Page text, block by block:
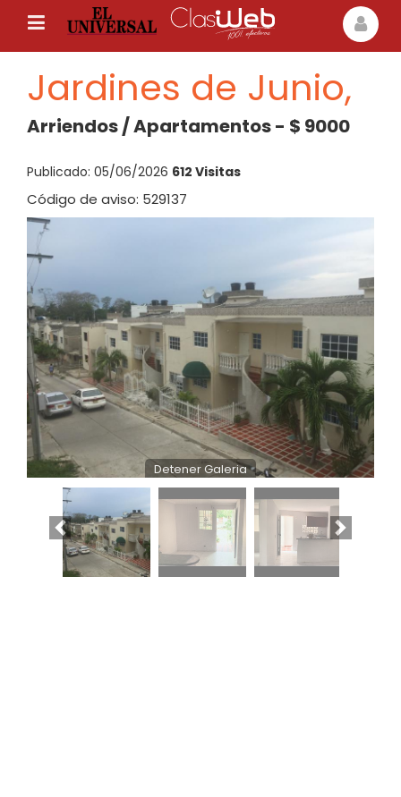
Jardines de Junio,
Arriendos / Apartamentos - $ 9000
Publicado: 05/06/2026 612 Visitas
Código de aviso: 529137
Detener Galeria